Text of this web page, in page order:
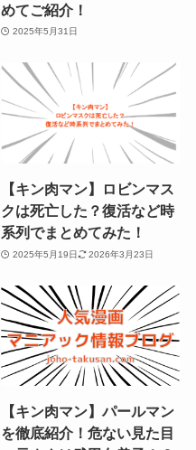
めてご紹介！
2025年5月31日
【キン肉マン】ロビンマス
クは死亡した？復活など時
系列でまとめてみた！
2025年5月19日 2026年3月23日
【キン肉マン】パールマン
を徹底紹介！危ない見た目